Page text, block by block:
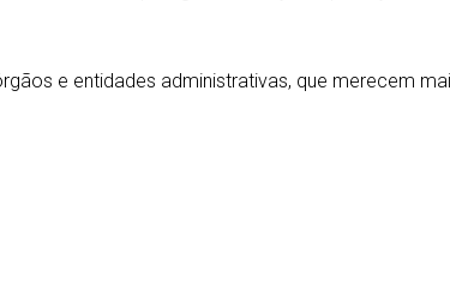
e entidades administrativas, que merecem